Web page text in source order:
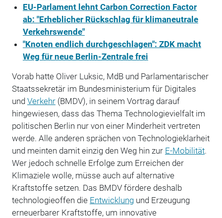
EU-Parlament lehnt Carbon Correction Factor
ab: "Erheblicher Rückschlag für klimaneutrale
Verkehrswende"
"Knoten endlich durchgeschlagen": ZDK macht
Weg für neue Berlin-Zentrale frei
Vorab hatte Oliver Luksic, MdB und Parlamentarischer
Staatssekretär im Bundesministerium für Digitales
und Verkehr(BMDV), in seinem Vortrag darauf
hingewiesen, dass das Thema Technologievielfalt im
politischen Berlin nur von einer Minderheit vertreten
werde. Alle anderen sprächen von Technologieklarheit
und meinten damit einzig den Weg hin zur E-Mobilität.
Wer jedoch schnelle Erfolge zum Erreichen der
Klimaziele wolle, müsse auch auf alternative
Kraftstoffe setzen. Das BMDV fördere deshalb
technologieoffen die Entwicklungund Erzeugung
erneuerbarer Kraftstoffe, um innovative